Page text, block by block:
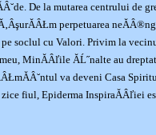
De la mutarea centrului de
perpetuarea
pe soclul cu Valori. Privim la
MinĂÂľile ĂĹ˝nalte au
va deveni Casa
fiul, Epiderma InspiraĂÂľiei